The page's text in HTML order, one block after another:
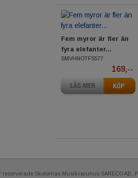
Fem myror är fler än
fyra elefanter...
SMVHNOTF5577
169,--
Skolornas Musikvaruhus SARECO AB,